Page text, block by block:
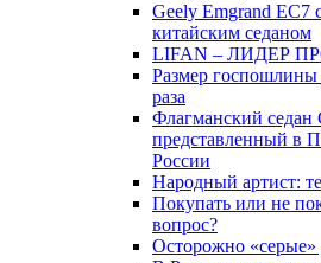
Geely Emgrand EC7
китайским седаном
LIFAN – ЛИДЕР
Размер госпошлины
раза
Флагманский седан
представленный в
России
Народный артист:
Покупать или не
вопрос?
Осторожно